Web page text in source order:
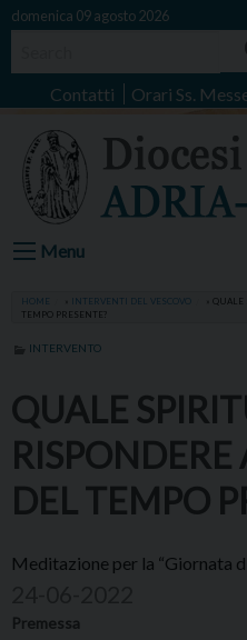
Skip
domenica 09 agosto 2026
Contatti Orari Ss.
Menu
HOME INTERVENTI DEL VESCOVO
QUALE
TEMPO PRESENTE?
INTERVENTO
QUALE
RISPONDERE
DEL TEMPO
Meditazione per la “Giornata
Premessa